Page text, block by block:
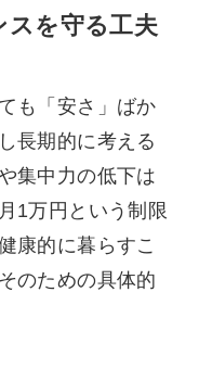
スを守る工夫
も「安さ」ばか
長期的に考える
集中力の低下は
1万円という制限
康的に暮らすこ
のための具体的